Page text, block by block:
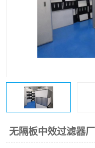
无隔板中效过滤器
生物实验室
恒温恒湿净化空调